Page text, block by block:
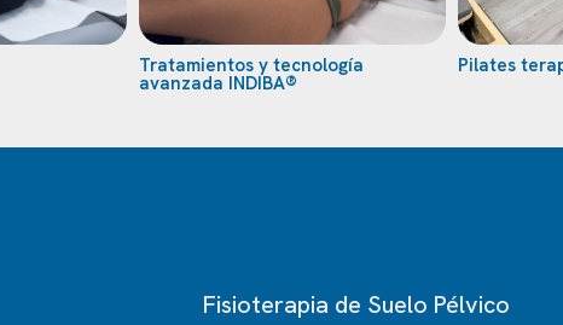
Tratamientos y tecnología
avanzada INDIBA®
Pilates
Fisioterapia de Suelo Pélvico